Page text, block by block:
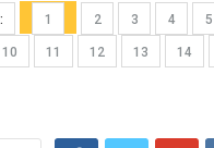
1 2 3 4 5
10 11 12 13 14